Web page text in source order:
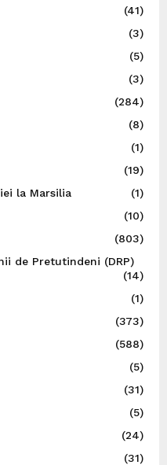
(41)
(3)
(5)
(3)
(284)
(8)
(1)
(19)
la Marsilia
(1)
(10)
(803)
de Pretutindeni (DRP)
(14)
(1)
(373)
(588)
(5)
(31)
(5)
(24)
(31)